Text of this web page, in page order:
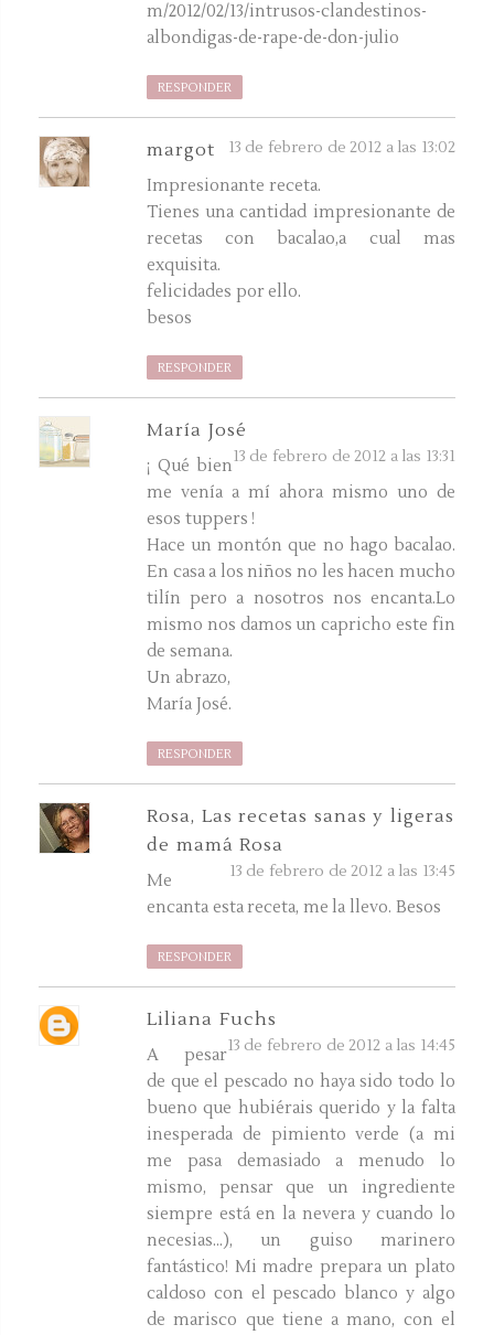
m/2012/02/13/intrusos-clandestinos-
albondigas-de-rape-de-don-julio
RESPONDER
margot 13 de febrero de 2012 a las 13:02
Impresionante receta.
Tienes una cantidad impresionante de
recetas con bacalao,a cual mas
exquisita.
felicidades por ello.
besos
RESPONDER
María José
13 de febrero de 2012 a las 13:31
¡ Qué bien
me venía a mí ahora mismo uno de
esos tuppers !
Hace un montón que no hago bacalao.
En casa a los niños no les hacen mucho
tilín pero a nosotros nos encanta.Lo
mismo nos damos un capricho este fin
de semana.
Un abrazo,
María José.
RESPONDER
Rosa, Las recetas sanas y ligeras
de mamá Rosa
13 de febrero de 2012 a las 13:45
Me
encanta esta receta, me la llevo. Besos
RESPONDER
Liliana Fuchs
13 de febrero de 2012 a las 14:45
A pesar
de que el pescado no haya sido todo lo
bueno que hubiérais querido y la falta
inesperada de pimiento verde (a mi
me pasa demasiado a menudo lo
mismo, pensar que un ingrediente
siempre está en la nevera y cuando lo
necesias...), un guiso marinero
fantástico! Mi madre prepara un plato
caldoso con el pescado blanco y algo
de marisco que tiene a mano, con el